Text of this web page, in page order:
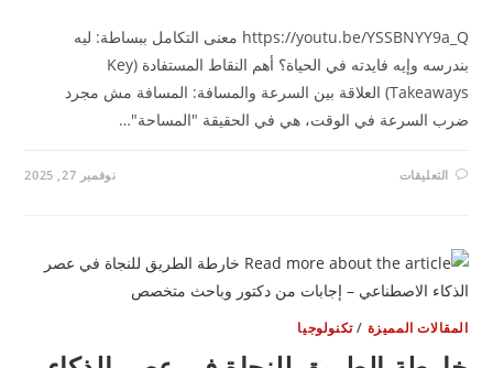
https://youtu.be/YSSBNYY9a_Q معنى التكامل ببساطة: ليه
بندرسه وإيه فايدته في الحياة؟ أهم النقاط المستفادة (Key
Takeaways) العلاقة بين السرعة والمسافة: المسافة مش مجرد
السرعة في الوقت، هي في الحقيقة "المساحة"…
التعليقاتعلى
معنى
وإيه
فايدته
في
الحياة؟
نوفمبر 27, 2025
المميزة/تكنولوجيا